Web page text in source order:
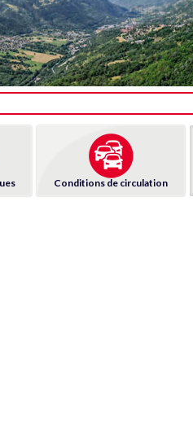
Conditions de circulation